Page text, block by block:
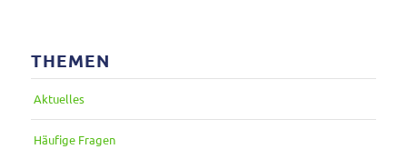
THEMEN
Aktu­elles
Häufige Fragen